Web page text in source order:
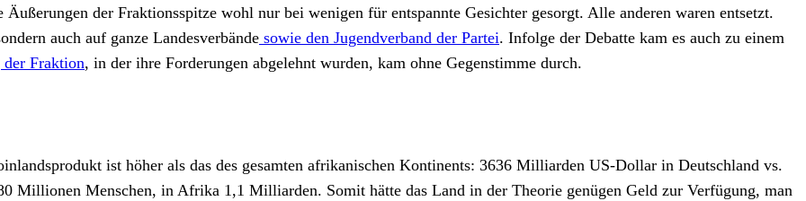
der Fraktionsspitze wohl nur bei wenigen für entspannte Gesichter gesorgt. Alle anderen waren entsetzt.
auch auf ganze Landesverbände sowie den Jugendverband der Partei. Infolge der Debatte kam es auch zu einem
Fraktion, in der ihre Forderungen abgelehnt wurden, kam ohne Gegenstimme durch.
ist höher als das des gesamten afrikanischen Kontinents: 3636 Milliarden US-Dollar in Deutschland vs.
Millionen Menschen, in Afrika 1,1 Milliarden. Somit hätte das Land in der Theorie genügen Geld zur Verfügung, man